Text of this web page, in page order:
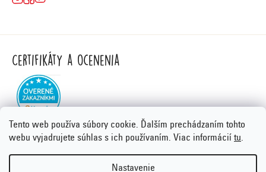
Tento web používa súbory cookie. Ďalším prechádzaním tohto
webu vyjadrujete súhlas s ich používaním. Viac informácií tu.
Nastavenie
Certifikáty a ocenenia